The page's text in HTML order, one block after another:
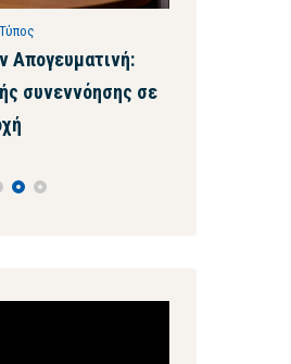
Απογευματινή:
συνεννόησης σε